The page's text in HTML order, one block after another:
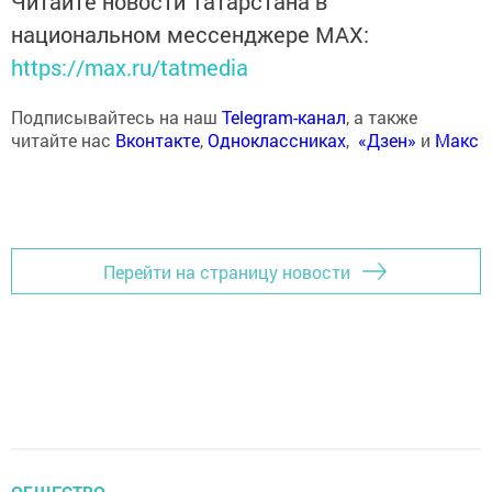
национальном мессенджере MАХ:
https://max.ru/tatmedia
Подписывайтесь на наш Telegram-канал, а также
читайте нас Вконтакте,Одноклассниках, «Дзен» и Макс
Перейти на страницу новости